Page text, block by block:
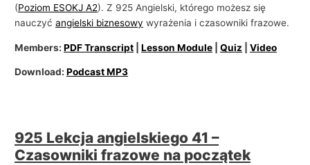
(Poziom ESOKJ A2). Z 925 Angielski, którego możesz się
nauczyćangielski biznesowy wyrażenia i czasowniki frazowe.
Members:PDF Transcript |Lesson Module |Quiz |Video
Download:Podcast MP3
925 Lekcja angielskiego 41 –
Czasowniki frazowe na początek